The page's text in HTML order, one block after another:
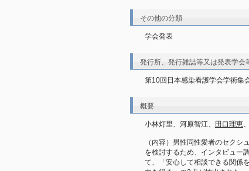
その他の分類
学会発表
発行所、発行雑誌等又は発表学会
第10回日本感染看護学会学術集
概要
小林灯里、河原智江、 田口理恵
（内容）男性同性愛者のセク
を検討するため、インタビュー
て、「安心して相談できる関係